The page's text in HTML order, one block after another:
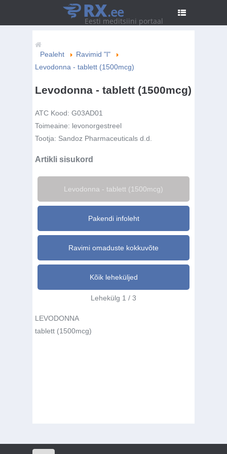
RX.ee
Eesti meditsiini portaal
Pealeht
Ravimid "l"
Levodonna - tablett (1500mcg)
Levodonna - tablett (1500mcg)
ATC Kood: G03AD01
Toimeaine: levonorgestreel
Tootja: Sandoz Pharmaceuticals d.d.
Artikli sisukord
Levodonna - tablett (1500mcg)
Pakendi infoleht
Ravimi omaduste kokkuvõte
Kõik leheküljed
Lehekülg 1 / 3
LEVODONNA
tablett (1500mcg)